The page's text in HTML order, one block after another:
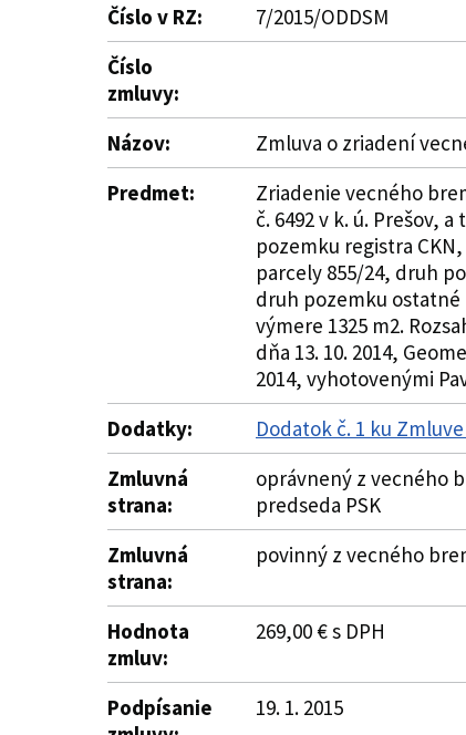
Číslo v RZ:
7/2015/ODDSM
Číslo
zmluvy:
Názov:
Zmluva o zriadení
Predmet:
Zriadenie vecného
č. 6492 v k. ú. Prešov,
pozemku registra
parcely 855/24, druh
druh pozemku ostatné
výmere 1325 m2.
dňa 13. 10. 2014,
2014, vyhotovenými
Dodatky:
Dodatok č. 1 ku
Zmluvná
strana:
oprávnený z vecného
predseda PSK
Zmluvná
strana:
povinný z vecného
Hodnota
zmluv:
269,00 € s DPH
Podpísanie
19. 1. 2015